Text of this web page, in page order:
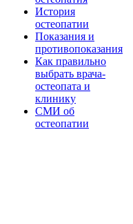
История
остеопатии
Показания и
противопоказания
Как правильно
выбрать врача-
остеопата и
клинику
СМИ об
остеопатии